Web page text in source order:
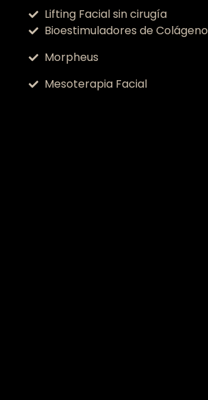
Lifting Facial sin cirugía
Bioestimuladores de Colágeno
Morpheus
Mesoterapia Facial